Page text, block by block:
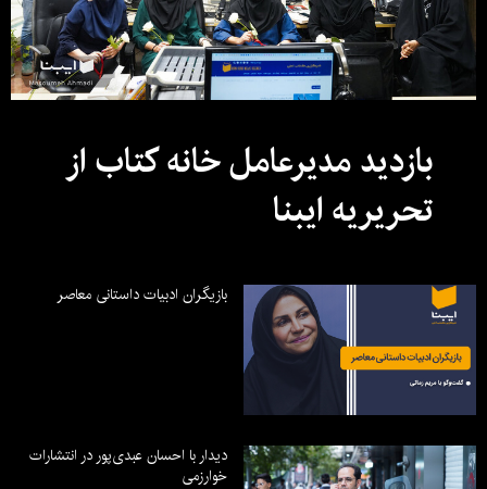
بازدید مدیرعامل خانه کتاب از
تحریریه ایبنا
بازیگران ادبیات داستانی معاصر
دیدار با احسان عبدی‌پور در انتشارات
خوارزمی